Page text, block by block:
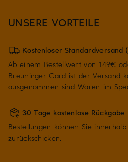
UNSERE VORTEILE
Kostenloser Standardversand
Ab einem Bestellwert von 149€
Breuninger Card ist der Versand
ausgenommen sind Waren im
30 Tage kostenlose Rückgabe
Bestellungen können Sie
zurückschicken.